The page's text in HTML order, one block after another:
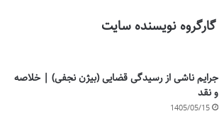
گارگروه نویسنده سایت
جرایم ناشی از رسیدگی قضایی (بیژن نجفی) | خلاصه
و نقد
1405/05/15